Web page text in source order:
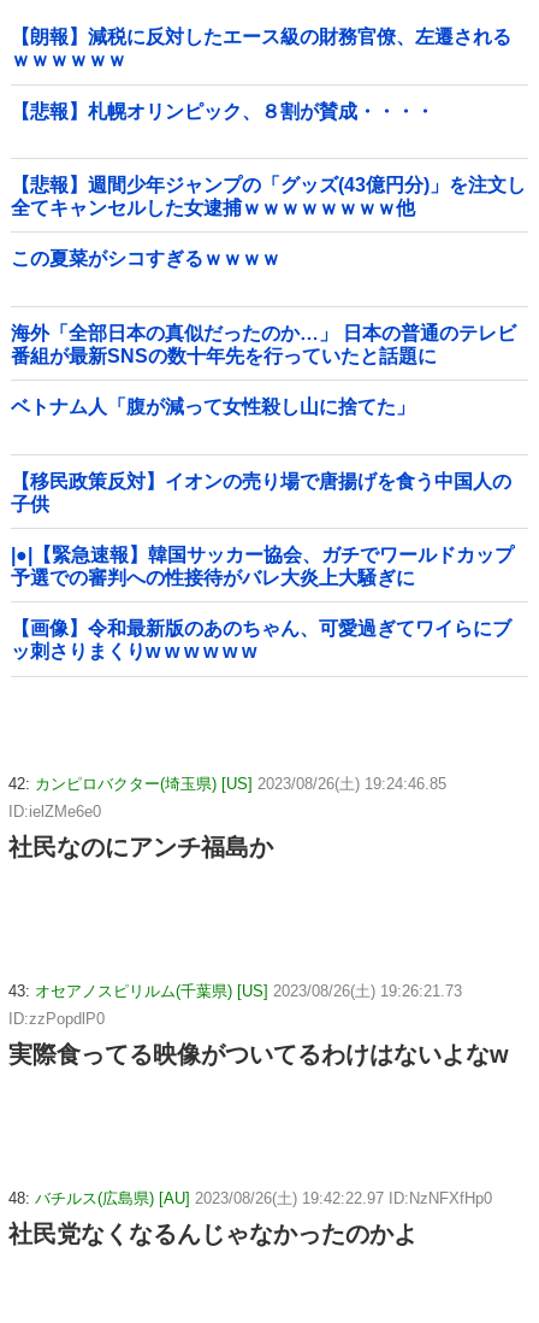
【朗報】減税に反対したエース級の財務官僚、左遷される
ｗｗｗｗｗｗ
【悲報】札幌オリンピック、８割が賛成・・・・
【悲報】週間少年ジャンプの「グッズ(43億円分)」を注文し
全てキャンセルした女逮捕ｗｗｗｗｗｗｗｗ他
この夏菜がシコすぎるｗｗｗｗ
海外「全部日本の真似だったのか…」 日本の普通のテレビ
番組が最新SNSの数十年先を行っていたと話題に
ベトナム人「腹が減って女性殺し山に捨てた」
【移民政策反対】イオンの売り場で唐揚げを食う中国人の
子供
|●|【緊急速報】韓国サッカー協会、ガチでワールドカップ
予選での審判への性接待がバレ大炎上大騒ぎに
【画像】令和最新版のあのちゃん、可愛過ぎてワイらにブ
ッ刺さりまくりw w w w w w
42: カンピロバクター(埼玉県) [US] 2023/08/26(土) 19:24:46.85
ID:ielZMe6e0
社民なのにアンチ福島か
43: オセアノスピリルム(千葉県) [US] 2023/08/26(土) 19:26:21.73
ID:zzPopdlP0
実際食ってる映像がついてるわけはないよなw
48: バチルス(広島県) [AU] 2023/08/26(土) 19:42:22.97 ID:NzNFXfHp0
社民党なくなるんじゃなかったのかよ